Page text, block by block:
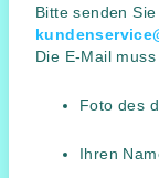
Bitte senden
Die E-Mail
Foto des
Ihren